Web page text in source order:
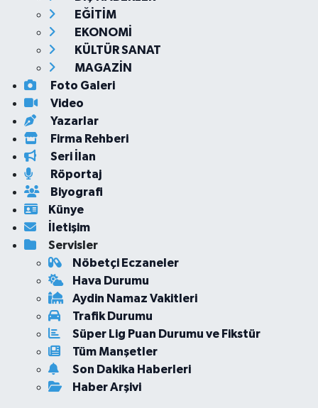
EĞİTİM
EKONOMİ
KÜLTÜR SANAT
MAGAZİN
Foto Galeri
Video
Yazarlar
Firma Rehberi
Seri İlan
Röportaj
Biyografi
Künye
İletişim
Servisler
Nöbetçi Eczaneler
Hava Durumu
Aydin Namaz Vakitleri
Trafik Durumu
Süper Lig Puan Durumu ve Fikstür
Tüm Manşetler
Son Dakika Haberleri
Haber Arşivi